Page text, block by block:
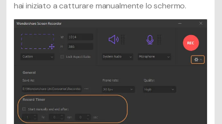
hai iniziato a catturare manualmente lo schermo.